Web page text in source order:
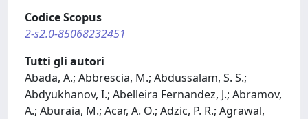
Codice Scopus
2-s2.0-85068232451
Tutti gli autori
Abada, A.; Abbrescia, M.; Abdussalam, S. S.;
Abdyukhanov, I.; Abelleira Fernandez, J.; Abramov,
A.; Aburaia, M.; Acar, A. O.; Adzic, P. R.; Agrawal,